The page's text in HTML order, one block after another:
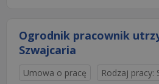
Ogrodnik pracownik
Szwajcaria
Umowa o pracę Rodzaj pracy: